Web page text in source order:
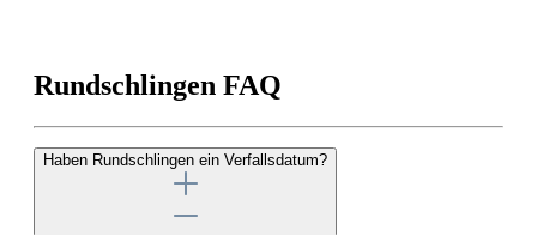
Rundschlingen FAQ
Haben Rundschlingen ein Verfallsdatum?